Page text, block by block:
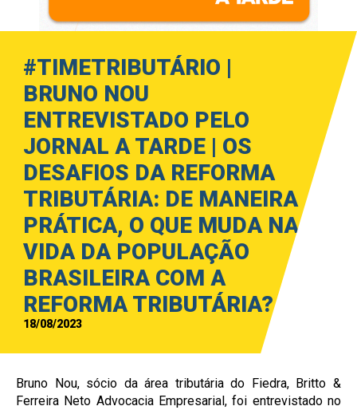
#TIMETRIBUTÁRIO |
BRUNO NOU
ENTREVISTADO PELO
JORNAL A TARDE | OS
DESAFIOS DA REFORMA
TRIBUTÁRIA: DE MANEIRA
PRÁTICA, O QUE MUDA NA
VIDA DA POPULAÇÃO
BRASILEIRA COM A
REFORMA TRIBUTÁRIA?
18/08/2023
Bruno Nou, sócio da área tributária do Fiedra, Britto &
Ferreira Neto Advocacia Empresarial, foi entrevistado no